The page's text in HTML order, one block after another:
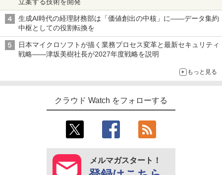
生成AI時代の経理財務部は「価値創出の中核」に――データ集約
中枢としての役割転換を
日本マイクロソフトが描く業務プロセス変革と最新セキュリティ
戦略――津坂美樹社長が2027年度戦略を説明
もっと見る
クラウド Watch をフォローする
メルマガスタート！